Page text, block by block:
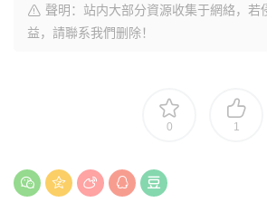
聲明：站内大部分資源收集于網絡，若
益，請聯系我們删除！
0 1